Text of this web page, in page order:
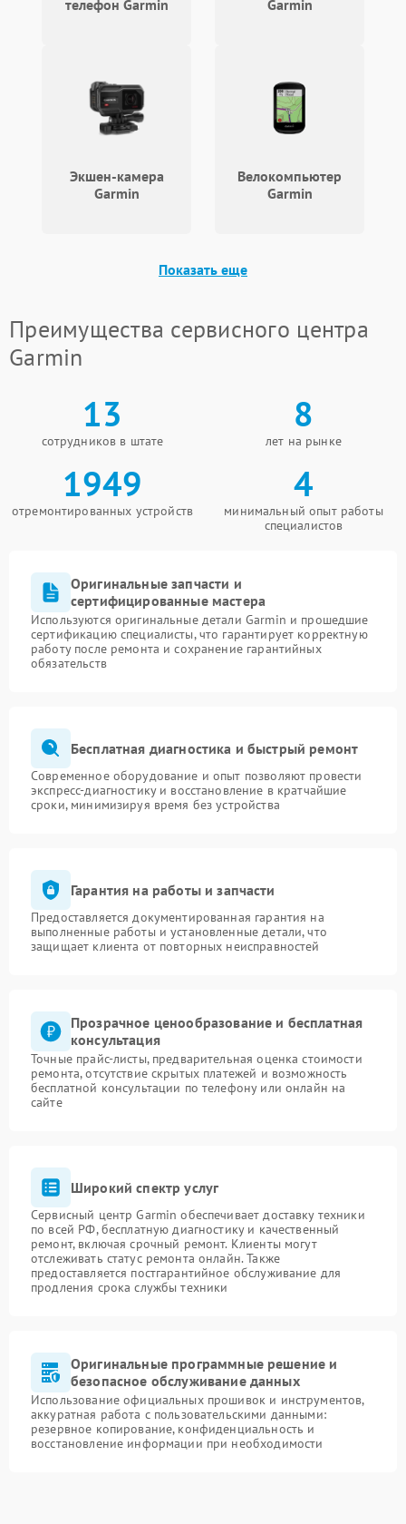
телефон Garmin Garmin
Экшен-камера
Garmin
Велокомпьютер
Garmin
Показать еще
Преимущества сервисного центра
Garmin
13
сотрудников в штате
8
лет на рынке
1949
отремонтированных устройств
4
минимальный опыт работы
специалистов
Оригинальные запчасти и
сертифицированные мастера
Используются оригинальные детали Garmin и прошедшие
сертификацию специалисты, что гарантирует корректную
работу после ремонта и сохранение гарантийных
обязательств
Бесплатная диагностика и быстрый ремонт
Современное оборудование и опыт позволяют провести
экспресс-диагностику и восстановление в кратчайшие
сроки, минимизируя время без устройства
Гарантия на работы и запчасти
Предоставляется документированная гарантия на
выполненные работы и установленные детали, что
защищает клиента от повторных неисправностей
Прозрачное ценообразование и бесплатная
консультация
Точные прайс-листы, предварительная оценка стоимости
ремонта, отсутствие скрытых платежей и возможность
бесплатной консультации по телефону или онлайн на
сайте
Широкий спектр услуг
Сервисный центр Garmin обеспечивает доставку техники
по всей РФ, бесплатную диагностику и качественный
ремонт, включая срочный ремонт. Клиенты могут
отслеживать статус ремонта онлайн. Также
предоставляется постгарантийное обслуживание для
продления срока службы техники
Оригинальные программные решение и
безопасное обслуживание данных
Использование официальных прошивок и инструментов,
аккуратная работа с пользовательскими данными:
резервное копирование, конфиденциальность и
восстановление информации при необходимости